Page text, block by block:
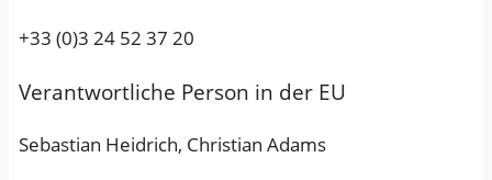
s
h
e
+33 (0)3 24 52 37 20
Verantwortliche Person in der EU
Sebastian Heidrich, Christian Adams